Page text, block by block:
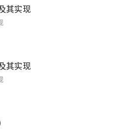
其实现
其实现